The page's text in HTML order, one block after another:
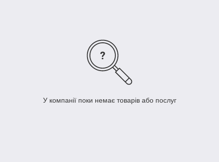
У компанії поки немає товарів або послуг